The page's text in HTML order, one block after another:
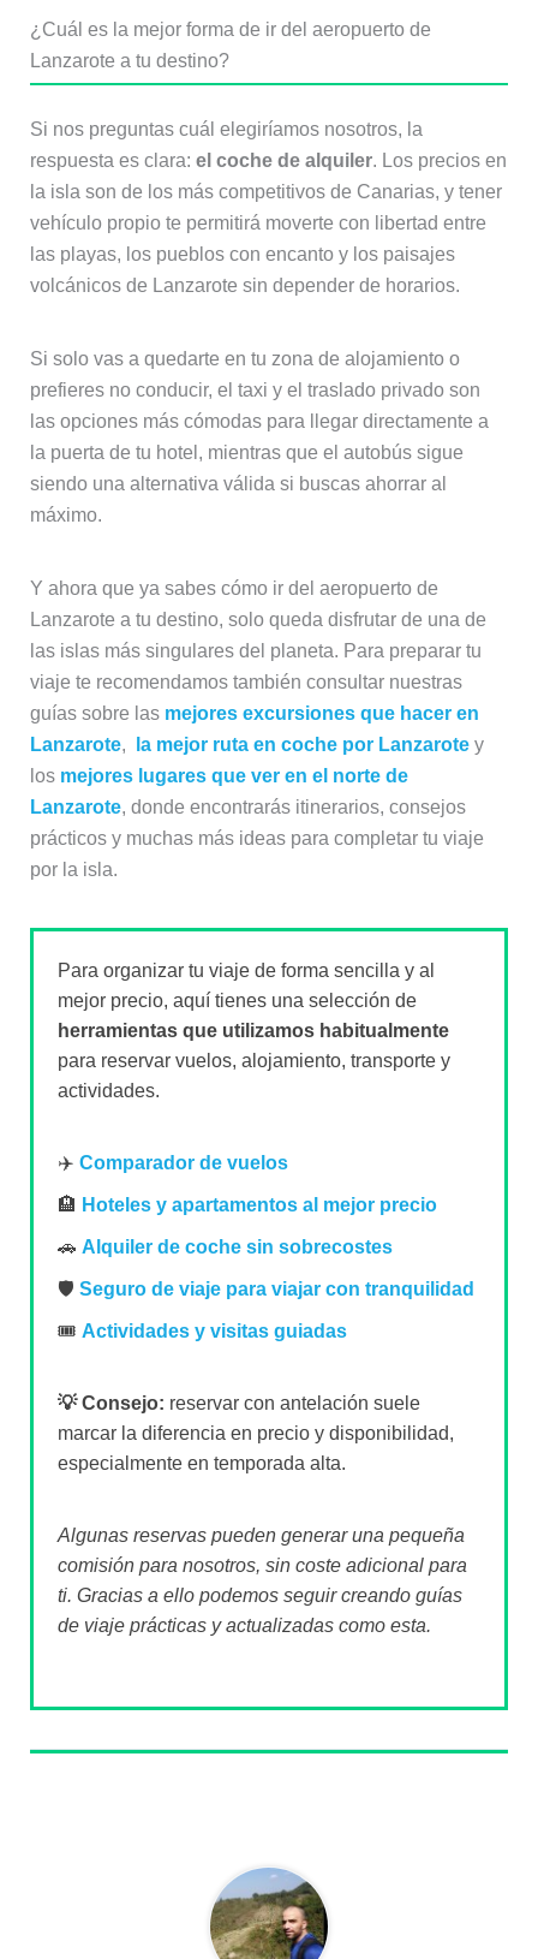
¿Cuál es la mejor forma de ir del aeropuerto de
Lanzarote a tu destino?
Si nos preguntas cuál elegiríamos nosotros, la
respuesta es clara: el coche de alquiler. Los precios en
la isla son de los más competitivos de Canarias, y tener
vehículo propio te permitirá moverte con libertad entre
las playas, los pueblos con encanto y los paisajes
volcánicos de Lanzarote sin depender de horarios.
Si solo vas a quedarte en tu zona de alojamiento o
prefieres no conducir, el taxi y el traslado privado son
las opciones más cómodas para llegar directamente a
la puerta de tu hotel, mientras que el autobús sigue
siendo una alternativa válida si buscas ahorrar al
máximo.
Y ahora que ya sabes cómo ir del aeropuerto de
Lanzarote a tu destino, solo queda disfrutar de una de
las islas más singulares del planeta. Para preparar tu
viaje te recomendamos también consultar nuestras
guías sobre las mejores excursiones que hacer en
Lanzarote, la mejor ruta en coche por Lanzarotey
los mejores lugares que ver en el norte de
Lanzarote, donde encontrarás itinerarios, consejos
prácticos y muchas más ideas para completar tu viaje
por la isla.
Para organizar tu viaje de forma sencilla y al
mejor precio, aquí tienes una selección de
herramientas que utilizamos habitualmente
para reservar vuelos, alojamiento, transporte y
actividades.
✈️ Comparador de vuelos
🏨 Hoteles y apartamentos al mejor precio
🚗 Alquiler de coche sin sobrecostes
🛡️ Seguro de viaje para viajar con tranquilidad
🎟️ Actividades y visitas guiadas
💡 Consejo: reservar con antelación suele
marcar la diferencia en precio y disponibilidad,
especialmente en temporada alta.
Algunas reservas pueden generar una pequeña
comisión para nosotros, sin coste adicional para
ti. Gracias a ello podemos seguir creando guías
de viaje prácticas y actualizadas como esta.